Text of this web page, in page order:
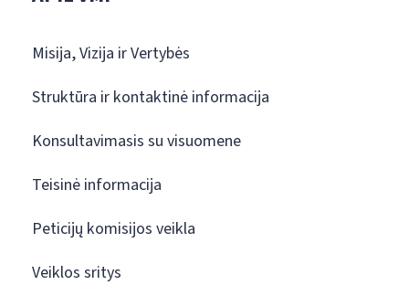
Misija, Vizija ir Vertybės
Struktūra ir kontaktinė informacija
Konsultavimasis su visuomene
Teisinė informacija
Peticijų komisijos veikla
Veiklos sritys